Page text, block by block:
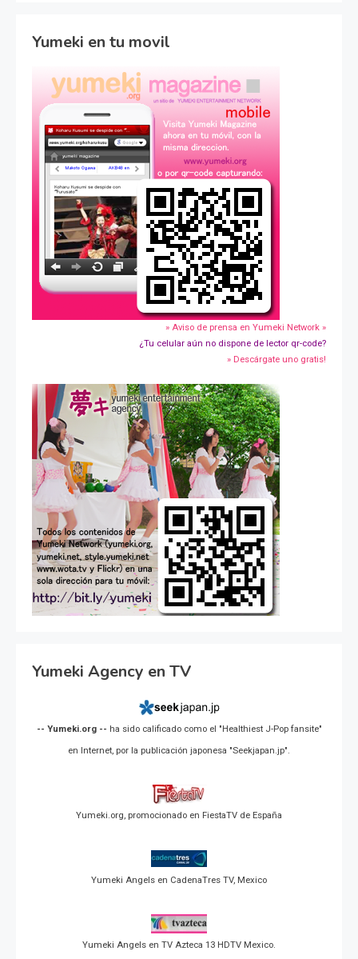
Yumeki en tu movil
» Aviso de prensa en Yumeki Network »
¿Tu celular aún no dispone de lector qr-code?
» Descárgate uno gratis!
Yumeki Agency en TV
-- Yumeki.org -- ha sido calificado como el "Healthiest J-Pop fansite"
en Internet, por la publicación japonesa "Seekjapan.jp".
Yumeki.org, promocionado en FiestaTV de España
Yumeki Angels en CadenaTres TV, Mexico
Yumeki Angels en TV Azteca 13 HDTV Mexico.